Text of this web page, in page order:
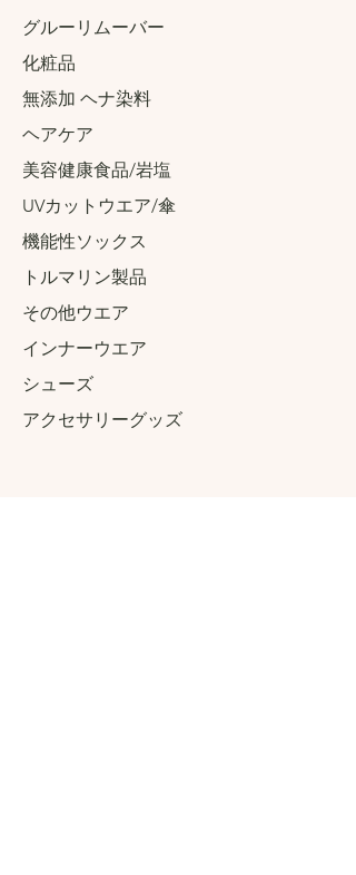
グルーリムーバー
化粧品
無添加 ヘナ染料
ヘアケア
美容健康食品/岩塩
UVカットウエア/傘
機能性ソックス
トルマリン製品
その他ウエア
インナーウエア
​シューズ
アクセサリーグッズ